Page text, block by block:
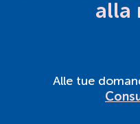
alla
Alle tue